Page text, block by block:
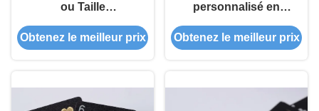
ou Taille
personnalisée
Obtenez le meilleur prix
personnalisé en
couleurs
Obtenez le meilleur prix